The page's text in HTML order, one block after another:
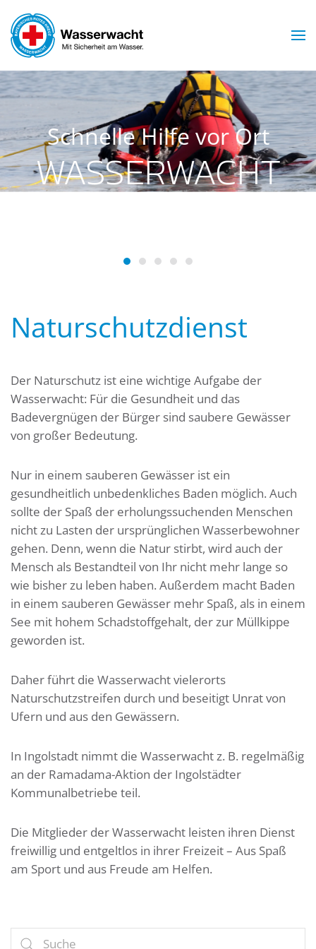
Skip to main content
Schnelle Hilfe vor Ort
WASSERWACHT
Wasserwacht Ingolstadt
Wasserwacht Ingolstadt
Wasserwacht Ingolstadt
Wasserwacht Ingolstadt
Naturschutzdienst
Der Naturschutz ist eine wichtige Aufgabe der
Wasserwacht: Für die Gesundheit und das
Badevergnügen der Bürger sind saubere Gewässer
von großer Bedeutung.
Nur in einem sauberen Gewässer ist ein
gesundheitlich unbedenkliches Baden möglich. Auch
sollte der Spaß der erholungssuchenden Menschen
nicht zu Lasten der ursprünglichen Wasserbewohner
gehen. Denn, wenn die Natur stirbt, wird auch der
Mensch als Bestandteil von Ihr nicht mehr lange so
wie bisher zu leben haben. Außerdem macht Baden
in einem sauberen Gewässer mehr Spaß, als in einem
See mit hohem Schadstoffgehalt, der zur Müllkippe
geworden ist.
Daher führt die Wasserwacht vielerorts
Naturschutzstreifen durch und beseitigt Unrat von
Ufern und aus den Gewässern.
In Ingolstadt nimmt die Wasserwacht z. B. regelmäßig
an der Ramadama-Aktion der Ingolstädter
Kommunalbetriebe teil.
Die Mitglieder der Wasserwacht leisten ihren Dienst
freiwillig und entgeltlos in ihrer Freizeit – Aus Spaß
am Sport und aus Freude am Helfen.